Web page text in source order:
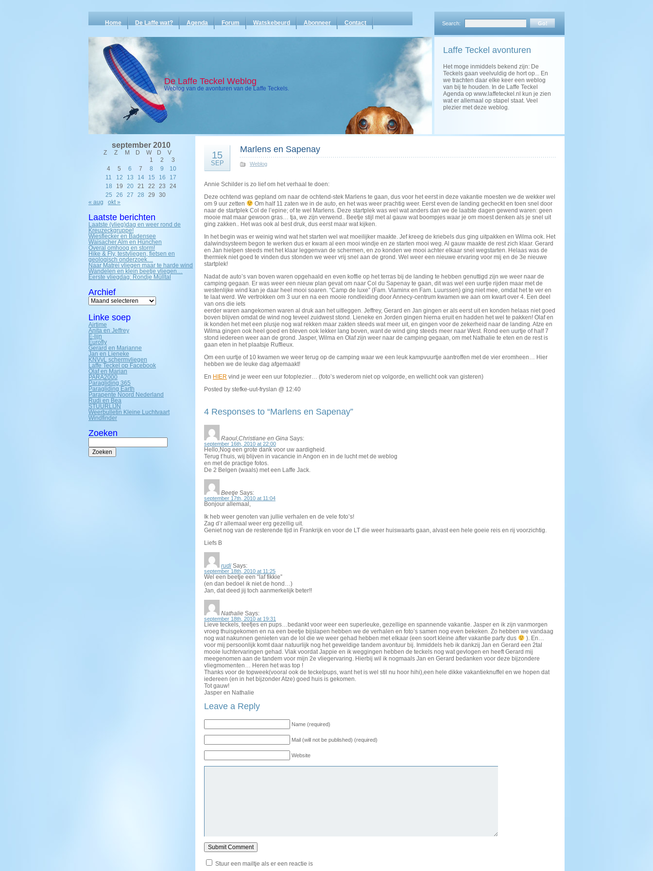
Home De Laffe wat? Agenda Forum Watskebeurd Abonneer Contact Search:
De Laffe Teckel Weblog
Weblog van de avonturen van de Laffe Teckels.
Laffe Teckel avonturen
Het moge inmiddels bekend zijn: De
Teckels gaan veelvuldig de hort op... En
we trachten daar elke keer een weblog
van bij te houden. In de Laffe Teckel
Agenda op www.laffeteckel.nl kun je zien
wat er allemaal op stapel staat. Veel
plezier met deze weblog.
september 2010
Z Z M D W D
V
1
2
3
4
5 6 7 8 9
10
11
12 13 14 15 16
17
18
19 20 21 22 23
24
25
26 27 28 29
30
« aug
okt »
Laatste berichten
Laatste (vlieg)dag en weer rond de
Kreuzeckgruppe!
Wiesflecker en Badensee
Waisacher Alm en Hünchen
Overal omhoog en storm!
Hike & Fly, testvliegen, fietsen en
geologisch onderzoek…
Naar Matrei vliegen maar te harde wind
Wandelen en klein beetje vliegen…
Eerste vliegdag: Rondje Mülltal
Archief
Archief
Linke soep
Airtime
Anita en Jeffrey
E-lijn
Eurofly
Gerard en Marianne
Jan en Lieneke
KNVvL schermvliegen
Laffe Teckel op Facebook
Olaf en Marian
PARA2000
Paragliding 365
Paragliding Earth
Parapente Noord Nederland
Rudi en Bea
STUURLIJN
Weerbulletin Kleine Luchtvaart
Windfinder
Zoeken
Zoeken
naar:
15
SEP
Marlens en Sapenay
Weblog
Annie Schilder is zo lief om het verhaal te doen:
Deze ochtend was gepland om naar de ochtend-stek Marlens te gaan, dus voor het eerst in deze vakantie moesten we de wekker wel
om 9 uur zetten
Om half 11 zaten we in de auto, en het was weer prachtig weer. Eerst even de landing gecheckt en toen snel door
naar de startplek Col de l’epine; of te wel Marlens. Deze startplek was wel wat anders dan we de laatste dagen gewend waren: geen
mooie mat maar gewoon gras… tja, we zijn verwend.. Beetje stijl met al gauw wat boompjes waar je om moest denken als je snel uit
ging zakken.. Het was ook al best druk, dus eerst maar wat kijken.
In het begin was er weinig wind wat het starten wel wat moeilijker maakte. Jef kreeg de kriebels dus ging uitpakken en Wilma ook. Het
dalwindsysteem begon te werken dus er kwam al een mooi windje en ze starten mooi weg. Al gauw maakte de rest zich klaar. Gerard
en Jan hielpen steeds met het klaar leggenvan de schermen, en zo konden we mooi achter elkaar snel wegstarten. Helaas was de
thermiek niet goed te vinden dus stonden we weer vrij snel aan de grond. Wel weer een nieuwe ervaring voor mij en de 3e nieuwe
startplek!
Nadat de auto’s van boven waren opgehaald en even koffie op het terras bij de landing te hebben genuttigd zijn we weer naar de
camping gegaan. Er was weer een nieuw plan gevat om naar Col du Sapenay te gaan, dit was wel een uurtje rijden maar met de
westenlijke wind kan je daar heel mooi soaren. “Camp de luxe” (Fam. Vlaminx en Fam. Luurssen) ging niet mee, omdat het te ver en
te laat werd. We vertrokken om 3 uur en na een mooie rondleiding door Annecy-centrum kwamen we aan om kwart over 4. Een deel
van ons die iets
eerder waren aangekomen waren al druk aan het uitleggen. Jeffrey, Gerard en Jan gingen er als eerst uit en konden helaas niet goed
boven blijven omdat de wind nog teveel zuidwest stond. Lieneke en Jorden gingen hierna eruit en hadden het wel te pakken! Olaf en
ik konden het met een plusje nog wat rekken maar zakten steeds wat meer uit, en gingen voor de zekerheid naar de landing. Atze en
Wilma gingen ook heel goed en bleven ook lekker lang boven, want de wind ging steeds meer naar West. Rond een uurtje of half 7
stond iedereen weer aan de grond. Jasper, Wilma en Olaf zijn weer naar de camping gegaan, om met Nathalie te eten en de rest is
gaan eten in het plaatsje Ruffieux.
Om een uurtje of 10 kwamen we weer terug op de camping waar we een leuk kampvuurtje aantroffen met de vier eromheen… Hier
hebben we de leuke dag afgemaakt!
En HIER vind je weer een uur fotoplezier… (foto’s wederom niet op volgorde, en wellicht ook van gisteren)
Posted by stefke-uut-fryslan @ 12:40
4 Responses to “Marlens en Sapenay”
Raoul,Christiane en Gina Says:
september 16th, 2010 at 22:00
Hello,Nog een grote dank voor uw aardigheid.
Terug t’huis, wij blijven in vacancie in Angon en in de lucht met de weblog
en met de practige fotos.
De 2 Belgen (waals) met een Laffe Jack.
Beetje Says:
september 17th, 2010 at 11:04
Bonjour allemaal,
Ik heb weer genoten van jullie verhalen en de vele foto’s!
Zag d’r allemaal weer erg gezellig uit.
Geniet nog van de resterende tijd in Frankrijk en voor de LT die weer huiswaarts gaan, alvast een hele goeie reis en rij voorzichtig.
Liefs B
rudi Says:
september 18th, 2010 at 11:25
Wel een beetje een “laf fikkie”
(en dan bedoel ik niet de hond…)
Jan, dat deed jij toch aanmerkelijk beter!!
Nathalie Says:
september 18th, 2010 at 19:31
Lieve teckels, teefjes en pups…bedankt voor weer een superleuke, gezellige en spannende vakantie. Jasper en ik zijn vanmorgen
vroeg thuisgekomen en na een beetje bijslapen hebben we de verhalen en foto’s samen nog even bekeken. Zo hebben we vandaag
nog wat nakunnen genieten van de lol die we weer gehad hebben met elkaar (een soort kleine after vakantie party dus
). En…
voor mij persoonlijk komt daar natuurlijk nog het geweldige tandem avontuur bij. Inmiddels heb ik dankzij Jan en Gerard een 2tal
mooie luchtervaringen gehad. Vlak voordat Jappie en ik weggingen hebben de teckels nog wat gevlogen en heeft Gerard mij
meegenomen aan de tandem voor mijn 2e vliegervaring. Hierbij wil ik nogmaals Jan en Gerard bedanken voor deze bijzondere
vliegmomenten… Heren het was top !
Thanks voor de topweek(vooral ook de teckelpups, want het is wel stil nu hoor hihi),een hele dikke vakantieknuffel en we hopen dat
iedereen (en in het bijzonder Atze) goed huis is gekomen.
Tot gauw!
Jasper en Nathalie
Leave a Reply
Name (required)
Mail (will not be published) (required)
Website
Stuur een mailtje als er een reactie is